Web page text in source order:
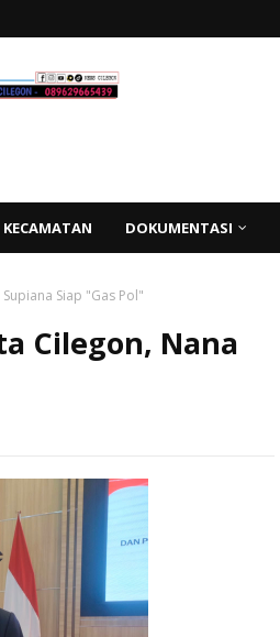
KECAMATAN DOKUMENTASI
Siap "Gas Pol"
Cilegon, Nana